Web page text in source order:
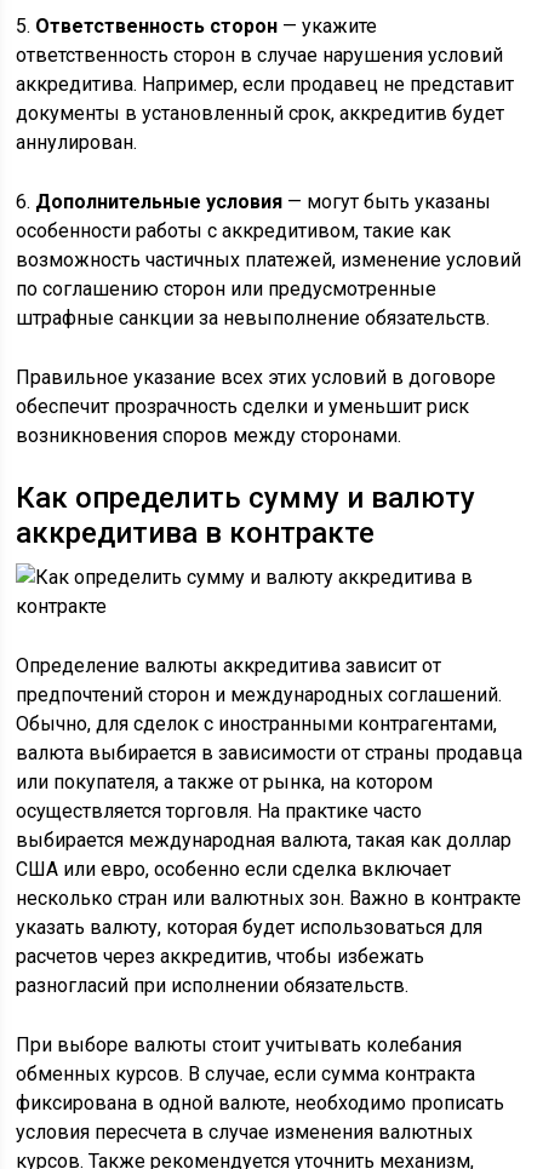
5. Ответственность сторон — укажите
ответственность сторон в случае нарушения условий
аккредитива. Например, если продавец не представит
документы в установленный срок, аккредитив будет
аннулирован.
6. Дополнительные условия — могут быть указаны
особенности работы с аккредитивом, такие как
возможность частичных платежей, изменение условий
по соглашению сторон или предусмотренные
штрафные санкции за невыполнение обязательств.
Правильное указание всех этих условий в договоре
обеспечит прозрачность сделки и уменьшит риск
возникновения споров между сторонами.
Как определить сумму и валюту
аккредитива в контракте
Определение валюты аккредитива зависит от
предпочтений сторон и международных соглашений.
Обычно, для сделок с иностранными контрагентами,
валюта выбирается в зависимости от страны продавца
или покупателя, а также от рынка, на котором
осуществляется торговля. На практике часто
выбирается международная валюта, такая как доллар
США или евро, особенно если сделка включает
несколько стран или валютных зон. Важно в контракте
указать валюту, которая будет использоваться для
расчетов через аккредитив, чтобы избежать
разногласий при исполнении обязательств.
При выборе валюты стоит учитывать колебания
обменных курсов. В случае, если сумма контракта
фиксирована в одной валюте, необходимо прописать
условия пересчета в случае изменения валютных
курсов. Также рекомендуется уточнить механизм,